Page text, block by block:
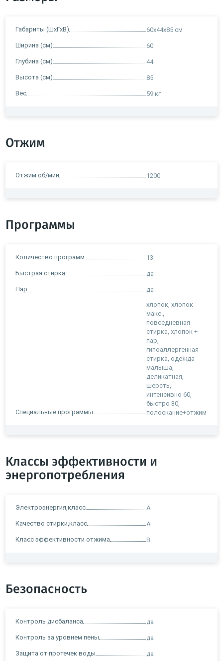
Габариты (ШхГхВ) 60x44x85 см
Ширина (см) 60
Глубина (см) 44
Высота (см) 85
Вес 59 кг
Отжим
Отжим об/мин 1200
Программы
Количество программ 13
Быстрая стирка да
Пар да
Специальные программы
хлопок, хлопок
макс.,
повседневная
стирка, хлопок +
пар,
гипоаллергенная
стирка, одежда
малыша,
деликатная,
шерсть,
интенсивно 60,
быстро 30,
полоскание+отжим
Классы эффективности и
энергопотребления
Электроэнергия,класс A
Качество стирки,класс A
Класс эффективности отжима B
Безопасность
Контроль дисбаланса да
Контроль за уровнем пены да
Защита от протечек воды да